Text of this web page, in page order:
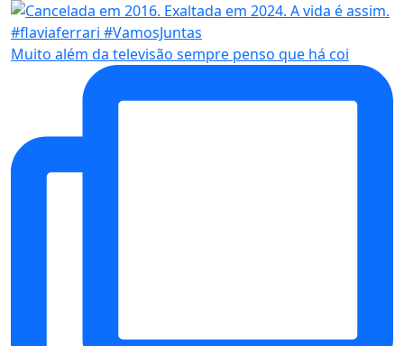
Muito além da televisão sempre penso que há coi